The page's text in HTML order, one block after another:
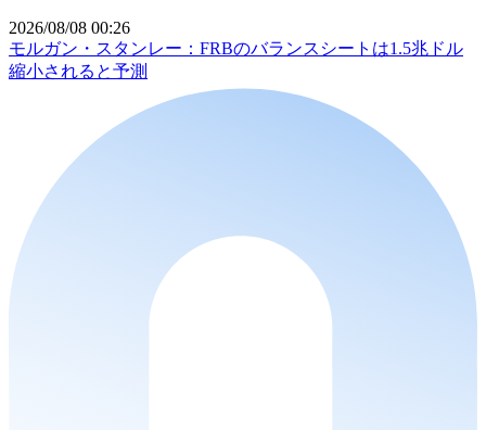
2026/08/08 00:26
モルガン・スタンレー：FRBのバランスシートは1.5兆ドル
縮小されると予測